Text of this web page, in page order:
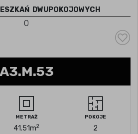
DWUPOKOJOWYCH
0
A3.M.53
METRAŻ
41.51m2
POKOJE
2